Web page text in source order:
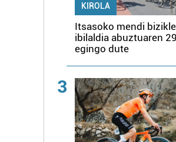
KIROLA
Itsasoko mendi
ibilaldia abuztuaren
egingo dute
3